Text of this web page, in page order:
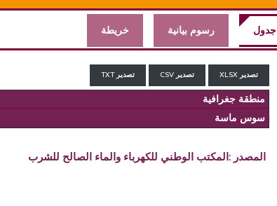
جدول رسوم بيانية خريطة
تصدير XLSX تصدير CSV تصدير TXT
منطقة جغرافية
سوس ماسة
المصدر :المكتب الوطني للكهرباء والماء الصالح للشرب